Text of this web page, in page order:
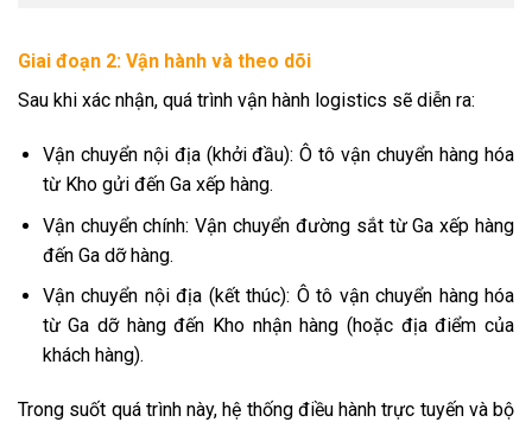
Giai đoạn 2: Vận hành và theo dõi
Sau khi xác nhận, quá trình vận hành logistics sẽ diễn ra:
Vận chuyển nội địa (khởi đầu): Ô tô vận chuyển hàng hóa
từ Kho gửi đến Ga xếp hàng.
Vận chuyển chính: Vận chuyển đường sắt từ Ga xếp hàng
đến Ga dỡ hàng.
Vận chuyển nội địa (kết thúc): Ô tô vận chuyển hàng hóa
từ Ga dỡ hàng đến Kho nhận hàng (hoặc địa điểm của
khách hàng).
Trong suốt quá trình này, hệ thống điều hành trực tuyến và bộ